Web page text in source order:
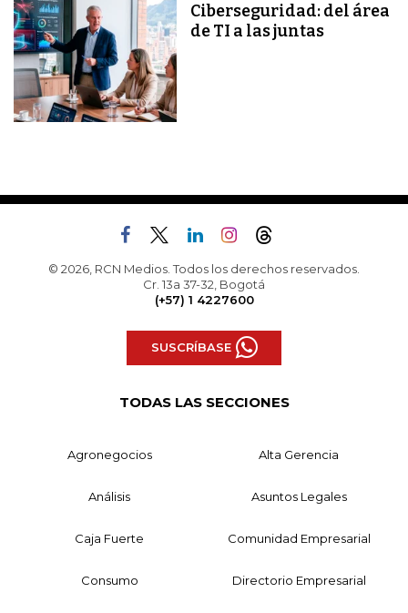
Ciberseguridad: del área
de TI a las juntas
© 2026, RCN Medios. Todos los derechos reservados.
Cr. 13a 37-32, Bogotá
(+57) 1 4227600
SUSCRÍBASE
TODAS LAS SECCIONES
Agronegocios Alta Gerencia
Análisis Asuntos Legales
Caja Fuerte Comunidad Empresarial
Consumo Directorio Empresarial